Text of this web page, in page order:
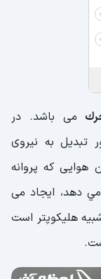
می باشد. در
تبديل به نيروی
هوايی كه پروانه
دهد، ايجاد می
هليكوپتر است